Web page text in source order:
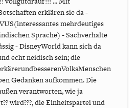
erklären sie da -
mehrdeutiges
Sprache) - Sachverhalte
- DisneyWorld kann sich da
echt neidisch sein; die
Gedanken aufkommen. Die
verantworten, wie ja
wird???, die Einheitspartei und